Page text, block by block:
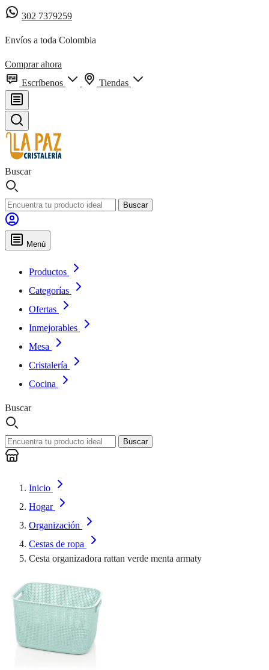
302 7379259
Envíos a toda Colombia
Comprar ahora
Escríbenos
Tiendas
Buscar
Buscar
Menú
Productos
Categorías
Ofertas
Inmejorables
Mesa
Cristalería
Cocina
Buscar
Buscar
Inicio
Hogar
Organización
Cestas de ropa
Cesta organizadora rattan verde menta armaty